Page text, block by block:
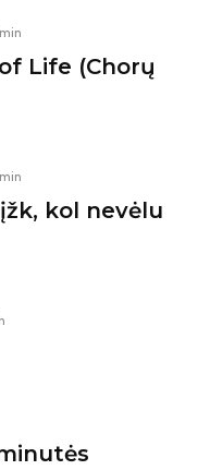
Life (Chorų
kol nevėlu